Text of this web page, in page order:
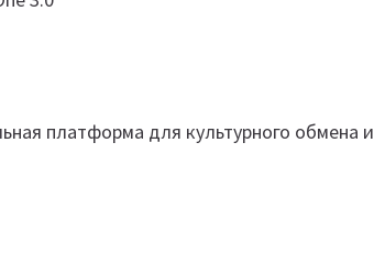
платформа для культурного обмена и